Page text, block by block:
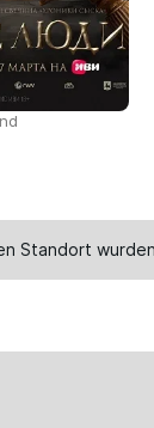
Standort